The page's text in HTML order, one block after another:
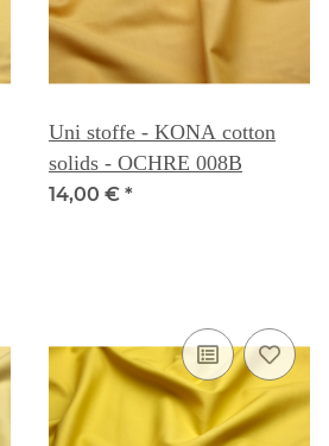
Uni stoffe - KONA cotton
solids - OCHRE 008B
14,00 € *